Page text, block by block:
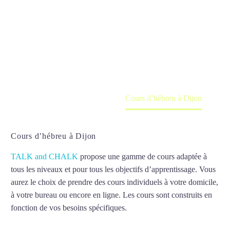
Cours d’hébreu à Dijon
Cours d’hébreu à Dijon
TALK and CHALK propose une gamme de cours adaptée à
tous les niveaux et pour tous les objectifs d’apprentissage. Vous
aurez le choix de prendre des cours individuels à votre domicile,
à votre bureau ou encore en ligne. Les cours sont construits en
fonction de vos besoins spécifiques.